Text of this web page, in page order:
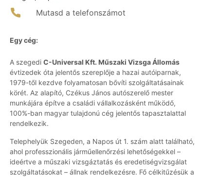
Mutasd a telefonszámot
Egy cég:
A szegedi C-Universal Kft. Műszaki Vizsga Állomás
évtizedek óta jelentős szereplője a hazai autóiparnak,
1979-től kezdve folyamatosan bővíti szolgáltatásainak
körét. Az alapító, Czékus János autószerelő mester
munkájára építve a családi vállalkozásként működő,
100%-ban magyar tulajdonú cég jelentős tapasztalattal
rendelkezik.
Telephelyük Szegeden, a Napos út 1. szám alatt található,
ahol professzionális járműellenőrzési lehetőségekkel –
ideértve a műszaki vizsgáztatás és eredetiségvizsgálat
szolgáltatásokat – állnak rendelkezésre. Fő célkitűzésük a